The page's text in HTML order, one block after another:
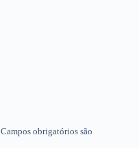
Campos obrigatórios são